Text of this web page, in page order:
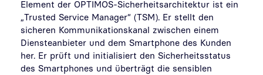
Element der OPTIMOS-Sicherheitsarchitektur ist ein
„Trusted Service Manager“ (TSM). Er stellt den
sicheren Kommunikationskanal zwischen einem
Diensteanbieter und dem Smartphone des Kunden
her. Er prüft und initialisiert den Sicherheitsstatus
des Smartphones und überträgt die sensiblen